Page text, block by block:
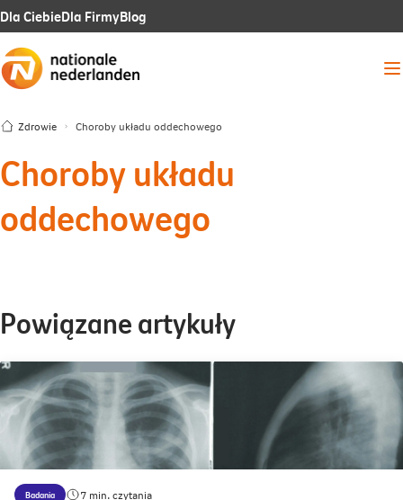
Dla CiebieLink
się
karcie
Dla FirmyLink
się
karcie
Blog
karcie
Zdrowie Choroby układu oddechowego
Choroby układu
oddechowego
Powiązane artykuły
Badania
7 min. czytania